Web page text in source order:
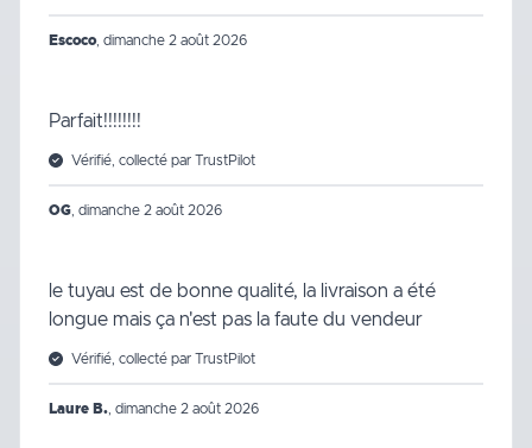
Escoco, dimanche 2 août 2026
Parfait!!!!!!!!
Vérifié, collecté par TrustPilot
OG dimanche 2 août 2026
le tuyau est de bonne qualité, la livraison a été
longue mais ça n'est pas la faute du vendeur
Vérifié, collecté par TrustPilot
Laure B. dimanche 2 août 2026